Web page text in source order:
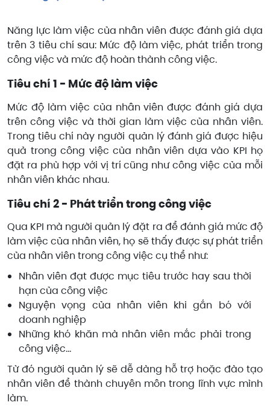
Năng lực làm việc của nhân viên được đánh giá dựa
trên 3 tiêu chí sau: Mức độ làm việc, phát triển trong
công việc và mức độ hoàn thành công việc.
Tiêu chí 1 - Mức độ làm việc
Mức độ làm việc của nhân viên được đánh giá dựa
trên công việc và thời gian làm việc của nhân viên.
Trong tiêu chí này người quản lý đánh giá được hiệu
quả trong công việc của nhân viên dựa vào KPI họ
đặt ra phù hợp với vị trí cũng như công việc của mỗi
nhân viên khác nhau.
Tiêu chí 2 - Phát triển trong công việc
Qua KPI mà người quản lý đặt ra để đánh giá mức độ
làm việc của nhân viên, họ sẽ thấy được sự phát triển
của nhân viên trong công việc cụ thể như:
Nhân viên đạt được mục tiêu trước hay sau thời
hạn của công việc
Nguyện vọng của nhân viên khi gắn bó với
doanh nghiệp
Những khó khăn mà nhân viên mắc phải trong
công việc…
Từ đó người quản lý sẽ dễ dàng hỗ trợ hoặc đào tạo
nhân viên để thành chuyên môn trong lĩnh vực mình
làm.